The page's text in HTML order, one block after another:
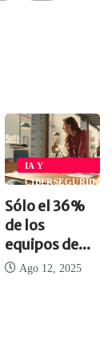
IA Y
CIBERSEGURIDAD
Sólo el 36%
de los
equipos de...
Ago 12, 2025